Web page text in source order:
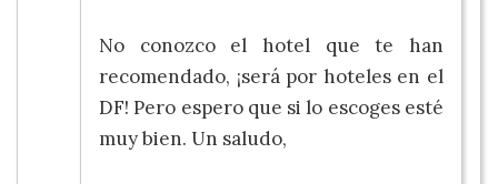
No conozco el hotel que te han
recomendado, ¡será por hoteles en el
DF! Pero espero que si lo escoges esté
muy bien. Un saludo,